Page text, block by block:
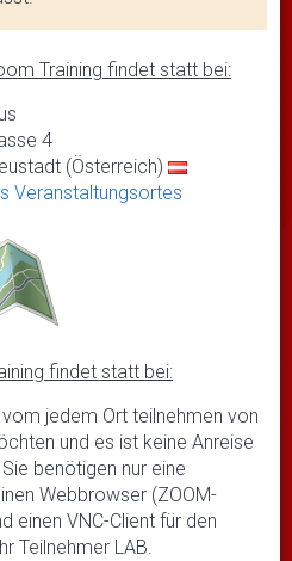
Training findet statt bei:
4
(Österreich)
Veranstaltungsortes
findet statt bei:
jedem Ort teilnehmen von
und es ist keine Anreise
benötigen nur eine
Webbrowser (ZOOM-
einen VNC-Client für den
Teilnehmer LAB.